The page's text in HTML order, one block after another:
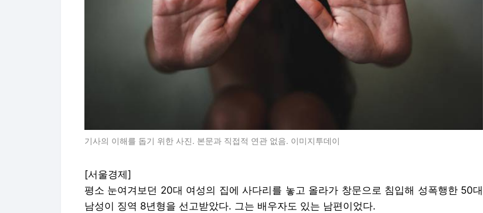
기사의 이해를 돕기 위한 사진. 본문과 직접적 연관 없음. 이미지투데이
[서울경제]
평소 눈여겨보던 20대 여성의 집에 사다리를 놓고 올라가 창문으로 침입해 성폭행한 50대
남성이 징역 8년형을 선고받았다. 그는 배우자도 있는 남편이었다.